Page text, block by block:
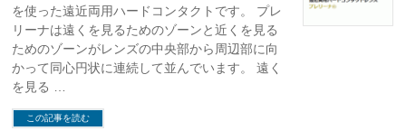
を使った遠近両用ハードコンタクトです。 プレ
リーナは遠くを見るためのゾーンと近くを見る
ためのゾーンがレンズの中央部から周辺部に向
かって同心円状に連続して並んでいます。 遠く
を見る …
この記事を読む